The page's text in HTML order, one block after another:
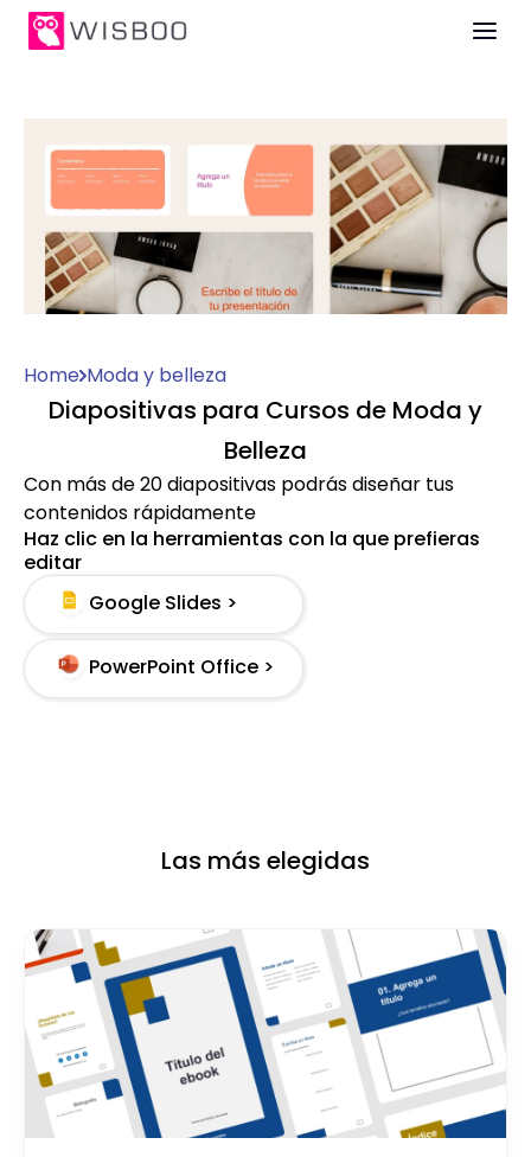
Home Moda y belleza
Diapositivas para Cursos de Moda y
Belleza
Con más de 20 diapositivas podrás diseñar tus
contenidos rápidamente
Haz clic en la herramientas con la que prefieras
editar
Google Slides >
PowerPoint Office >
Las más elegidas